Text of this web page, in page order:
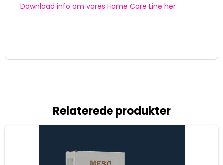
Download info om vores Home Care Line her
Relaterede produkter